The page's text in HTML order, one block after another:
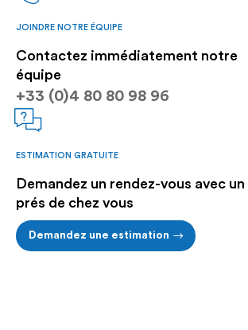
JOINDRE NOTRE ÉQUIPE
Contactez immédiatement notre
équipe
+33 (0)4 80 80 98 96
ESTIMATION GRATUITE
Demandez un rendez-vous avec
prés de chez vous
Demandez une estimation